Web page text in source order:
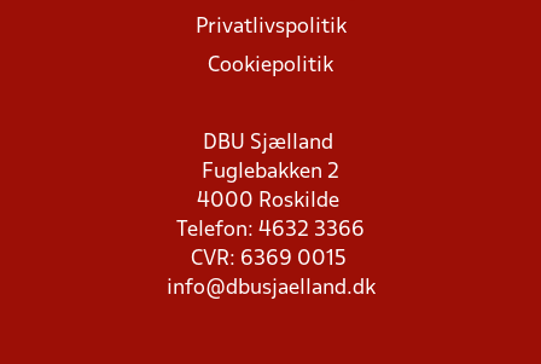
Privatlivspolitik
Cookiepolitik
DBU Sjælland
Fuglebakken 2
4000 Roskilde
Telefon: 4632 3366
CVR: 6369 0015
info@dbusjaelland.dk